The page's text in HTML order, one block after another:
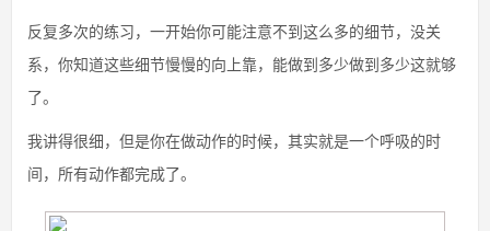
反复多次的练习，一开始你可能注意不到这么多的细节，没关
系，你知道这些细节慢慢的向上靠，能做到多少做到多少这就够
了。
我讲得很细，但是你在做动作的时候，其实就是一个呼吸的时
间，所有动作都完成了。